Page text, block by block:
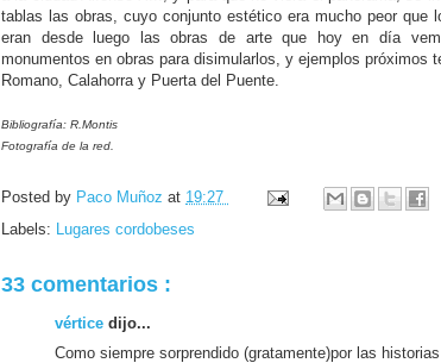
tablas las obras, cuyo conjunto estético era mucho peor que
eran desde luego las obras de arte que hoy en día
monumentos en obras para disimularlos, y ejemplos próximos
Romano, Calahorra y Puerta del Puente.
Bibliografía: R.Montis
Fotografía de la red.
Posted by Paco Muñoz at 19:27
Labels: Lugares cordobeses
33 comentarios :
vértice dijo...
Como siempre sorprendido (gratamente)por las